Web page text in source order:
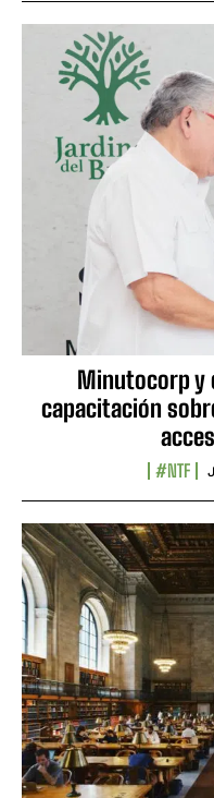
Minutocorp y
capacitación
#NTF